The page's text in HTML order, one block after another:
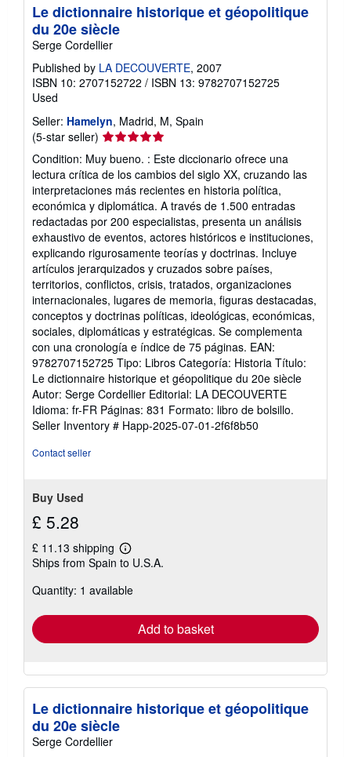
Le dictionnaire historique et géopolitique
du 20e siècle
Serge Cordellier
Published by LA DECOUVERTE, 2007
ISBN 10: 2707152722 / ISBN 13: 9782707152725
Used
Seller: Hamelyn, Madrid, M, Spain
(5-star seller) Seller
rating
5
out
of
5
stars
Condition: Muy bueno. : Este diccionario ofrece una
lectura crítica de los cambios del siglo XX, cruzando las
interpretaciones más recientes en historia política,
económica y diplomática. A través de 1.500 entradas
redactadas por 200 especialistas, presenta un análisis
exhaustivo de eventos, actores históricos e instituciones,
explicando rigurosamente teorías y doctrinas. Incluye
artículos jerarquizados y cruzados sobre países,
territorios, conflictos, crisis, tratados, organizaciones
internacionales, lugares de memoria, figuras destacadas,
conceptos y doctrinas políticas, ideológicas, económicas,
sociales, diplomáticas y estratégicas. Se complementa
con una cronología e índice de 75 páginas. EAN:
9782707152725 Tipo: Libros Categoría: Historia Título:
Le dictionnaire historique et géopolitique du 20e siècle
Autor: Serge Cordellier Editorial: LA DECOUVERTE
Idioma: fr-FR Páginas: 831 Formato: libro de bolsillo.
Seller Inventory # Happ-2025-07-01-2f6f8b50
Contact seller
Buy Used
£ 5.28
£ 11.13 shipping
Learn
more
shipping
Ships from Spain to U.S.A.
Quantity: 1 available
Add to basket
Le dictionnaire historique et géopolitique
du 20e siècle
Serge Cordellier